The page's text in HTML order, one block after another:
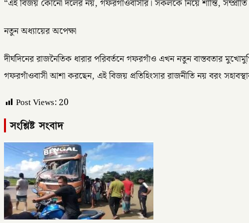
“এই বিজয় কোনো দলের নয়, গফরগাঁওবাসীর। সকলকে নিয়ে শান্তি,
নতুন অধ্যায়ের অপেক্ষা
দীর্ঘদিনের রাজনৈতিক ধারার পরিবর্তনে গফরগাঁও এখন নতুন বাস্তবতার
গফরগাঁওবাসী আশা করছেন, এই বিজয় প্রতিহিংসার রাজনীতি নয় বরং
Post Views: 20
সংশ্লিষ্ট সংবাদ